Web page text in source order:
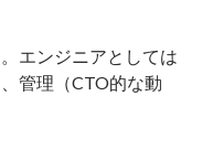
エンジニアとしては
管理（CTO的な動